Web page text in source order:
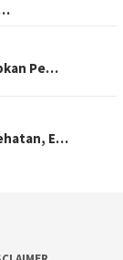
Pe…
E…